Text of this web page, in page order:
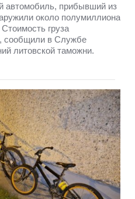
автомобиль, прибывший из
около полумиллиона
груза
сообщили в Службе
литовской таможни.